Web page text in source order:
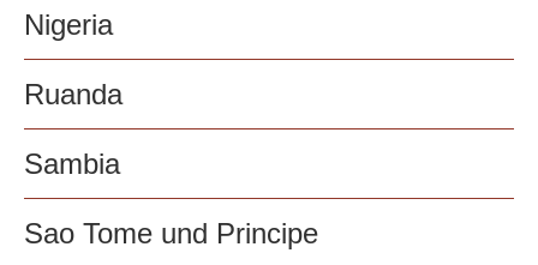
Nigeria
Ruanda
Sambia
Sao Tome und Principe